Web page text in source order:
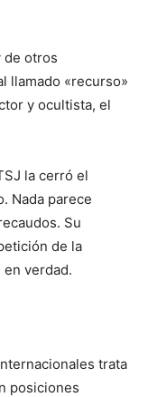
de otros
llamado «recurso»
y ocultista, el
la cerró el
Nada parece
Su
de la
verdad.
trata
posiciones